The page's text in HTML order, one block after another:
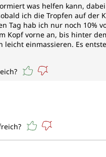
was helfen kann,
ich die Tropfen auf der
hab ich nur noch 10%
Kopf vorne an, bis hinter
einmassieren. Es